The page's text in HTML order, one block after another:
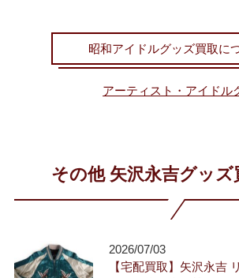
昭和アイドルグッズ買取に
アーティスト・アイドル
その他 矢沢永吉グッズ
2026/07/03
【宅配買取】矢沢永吉